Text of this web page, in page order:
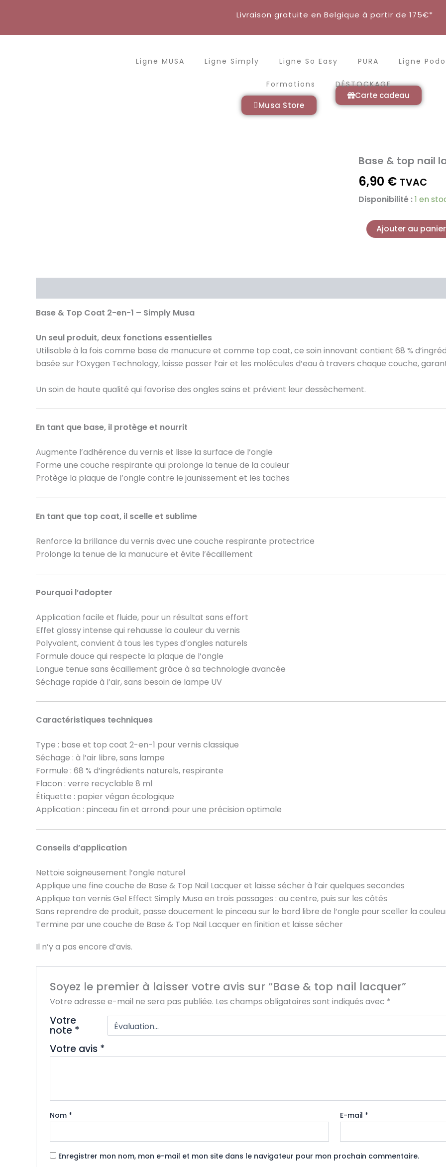
Livraison gratuite en Belgique à partir de 175€*
Ligne MUSA Ligne Simply Ligne So Easy PURA Ligne Podo
Formations DÉSTOCKAGE
Musa Store
Carte cadeau
Base & top nail
6,90 € TVAC
Disponibilité :1 en
quantité
Base
&
top
lacquer
Ajouter au panier
Base & Top Coat 2-en-1 – Simply Musa
Un seul produit, deux fonctions essentielles
Utilisable à la fois comme base de manucure et comme top coat, ce soin innovant contient 68 %
basée sur l’Oxygen Technology, laisse passer l’air et les molécules d’eau à travers chaque couche,
Un soin de haute qualité qui favorise des ongles sains et prévient leur dessèchement.
En tant que base, il protège et nourrit
Augmente l’adhérence du vernis et lisse la surface de l’ongle
Forme une couche respirante qui prolonge la tenue de la couleur
Protège la plaque de l’ongle contre le jaunissement et les taches
En tant que top coat, il scelle et sublime
Renforce la brillance du vernis avec une couche respirante protectrice
Prolonge la tenue de la manucure et évite l’écaillement
Pourquoi l’adopter
Application facile et fluide, pour un résultat sans effort
Effet glossy intense qui rehausse la couleur du vernis
Polyvalent, convient à tous les types d’ongles naturels
Formule douce qui respecte la plaque de l’ongle
Longue tenue sans écaillement grâce à sa technologie avancée
Séchage rapide à l’air, sans besoin de lampe UV
Caractéristiques techniques
Type : base et top coat 2-en-1 pour vernis classique
Séchage : à l’air libre, sans lampe
Formule : 68 % d’ingrédients naturels, respirante
Flacon : verre recyclable 8 ml
Étiquette : papier végan écologique
Application : pinceau fin et arrondi pour une précision optimale
Conseils d’application
Nettoie soigneusement l’ongle naturel
Applique une fine couche de Base & Top Nail Lacquer et laisse sécher à l’air quelques secondes
Applique ton vernis Gel Effect Simply Musa en trois passages : au centre, puis sur les côtés
Sans reprendre de produit, passe doucement le pinceau sur le bord libre de l’ongle pour sceller la
Termine par une couche de Base & Top Nail Lacquer en finition et laisse sécher
Il n’y a pas encore d’avis.
Soyez le premier à laisser votre avis sur “Base & top nail lacquer”
Votre adresse e-mail ne sera pas publiée. Les champs obligatoires sont indiqués avec *
Votre
note *
Votre avis *
Nom * E-mail *
Enregistrer mon nom, mon e-mail et mon site dans le navigateur pour mon prochain commentaire.